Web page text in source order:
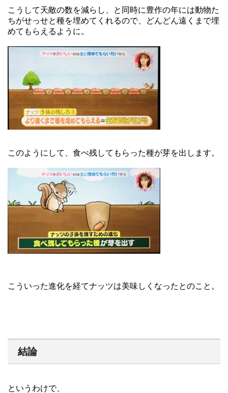
こうして天敵の数を減らし、と同時に豊作の年には動物た
ちがせっせと種を埋めてくれるので、どんどん遠くまで埋
めてもらえるように。
このようにして、食べ残してもらった種が芽を出します。
こういった進化を経てナッツは美味しくなったとのこと。
結論
というわけで、